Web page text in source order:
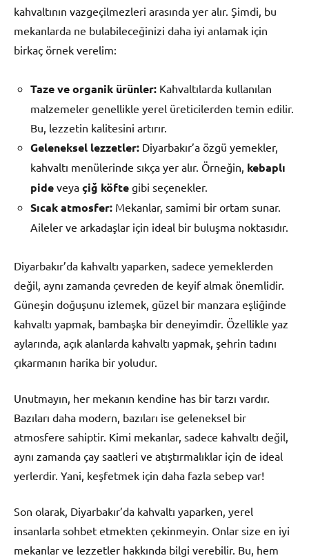
kahvaltının vazgeçilmezleri arasında yer alır. Şimdi, bu
mekanlarda ne bulabileceğinizi daha iyi anlamak için
birkaç örnek verelim:
Taze ve organik ürünler: Kahvaltılarda kullanılan
malzemeler genellikle yerel üreticilerden temin edilir.
Bu, lezzetin kalitesini artırır.
Geleneksel lezzetler: Diyarbakır’a özgü yemekler,
kahvaltı menülerinde sıkça yer alır. Örneğin, kebaplı
pide veya çiğ köfte gibi seçenekler.
Sıcak atmosfer: Mekanlar, samimi bir ortam sunar.
Aileler ve arkadaşlar için ideal bir buluşma noktasıdır.
Diyarbakır’da kahvaltı yaparken, sadece yemeklerden
değil, aynı zamanda çevreden de keyif almak önemlidir.
Güneşin doğuşunu izlemek, güzel bir manzara eşliğinde
kahvaltı yapmak, bambaşka bir deneyimdir. Özellikle yaz
aylarında, açık alanlarda kahvaltı yapmak, şehrin tadını
çıkarmanın harika bir yoludur.
Unutmayın, her mekanın kendine has bir tarzı vardır.
Bazıları daha modern, bazıları ise geleneksel bir
atmosfere sahiptir. Kimi mekanlar, sadece kahvaltı değil,
aynı zamanda çay saatleri ve atıştırmalıklar için de ideal
yerlerdir. Yani, keşfetmek için daha fazla sebep var!
Son olarak, Diyarbakır’da kahvaltı yaparken, yerel
insanlarla sohbet etmekten çekinmeyin. Onlar size en iyi
mekanlar ve lezzetler hakkında bilgi verebilir. Bu, hem